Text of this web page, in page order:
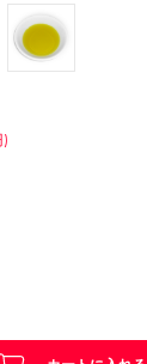
）
に基づく表記